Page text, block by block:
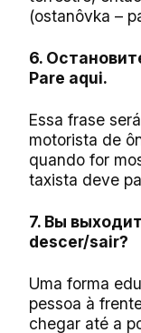
(ostanôvka –
6.
Pare aqui.
Essa frase
motorista de
quando for
taxista deve
7. Вы
descer/sair?
Uma forma
pessoa à
chegar até a